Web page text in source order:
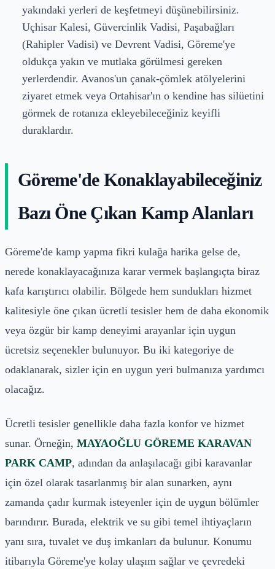
yakındaki yerleri de keşfetmeyi düşünebilirsiniz.
Uçhisar Kalesi, Güvercinlik Vadisi, Paşabağları
(Rahipler Vadisi) ve Devrent Vadisi, Göreme'ye
oldukça yakın ve mutlaka görülmesi gereken
yerlerdendir. Avanos'un çanak-çömlek atölyelerini
ziyaret etmek veya Ortahisar'ın o kendine has silüetini
görmek de rotanıza ekleyebileceğiniz keyifli
duraklardır.
Göreme'de Konaklayabileceğiniz
Bazı Öne Çıkan Kamp Alanları
Göreme'de kamp yapma fikri kulağa harika gelse de,
nerede konaklayacağınıza karar vermek başlangıçta biraz
kafa karıştırıcı olabilir. Bölgede hem sundukları hizmet
kalitesiyle öne çıkan ücretli tesisler hem de daha ekonomik
veya özgür bir kamp deneyimi arayanlar için uygun
ücretsiz seçenekler bulunuyor. Bu iki kategoriye de
odaklanarak, sizler için en uygun yeri bulmanıza yardımcı
olacağız.
Ücretli tesisler genellikle daha fazla konfor ve hizmet
sunar. Örneğin, MAYAOĞLU GÖREME KARAVAN
PARK CAMP, adından da anlaşılacağı gibi karavanlar
için özel olarak tasarlanmış bir alan sunarken, aynı
zamanda çadır kurmak isteyenler için de uygun bölümler
barındırır. Burada, elektrik ve su gibi temel ihtiyaçların
yanı sıra, tuvalet ve duş imkanları da bulunur. Konumu
itibarıyla Göreme'ye kolay ulaşım sağlar ve çevredeki